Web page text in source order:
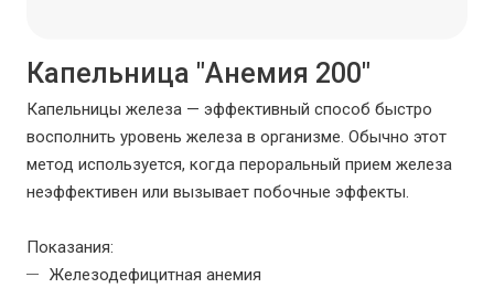
Капельница "Анемия 200"
Капельницы железа — эффективный способ быстро
восполнить уровень железа в организме. Обычно этот
метод используется, когда пероральный прием железа
неэффективен или вызывает побочные эффекты.
Показания:
Железодефицитная анемия